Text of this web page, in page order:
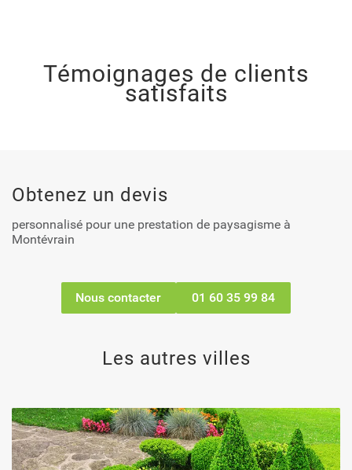
Témoignages de clients
satisfaits
Obtenez un devis
personnalisé pour une prestation de paysagisme à
Montévrain
Nous contacter 01 60 35 99 84
Les autres villes